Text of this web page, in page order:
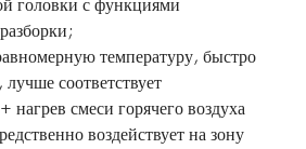
головки с функциями
температуру, быстро
соответствует
смеси горячего воздуха
воздействует на зону